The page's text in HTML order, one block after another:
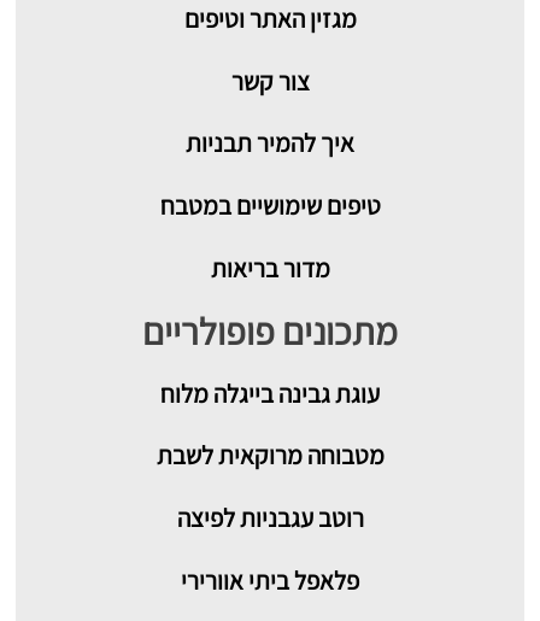
מגזין האתר וטיפים
צור קשר
איך להמיר תבניות
טיפים שימושיים במטבח
מדור בריאות
מתכונים פופולריים
עוגת גבינה בייגלה מלוח
מטבוחה מרוקאית לשבת
רוטב עגבניות לפיצה
פלאפל ביתי אוורירי